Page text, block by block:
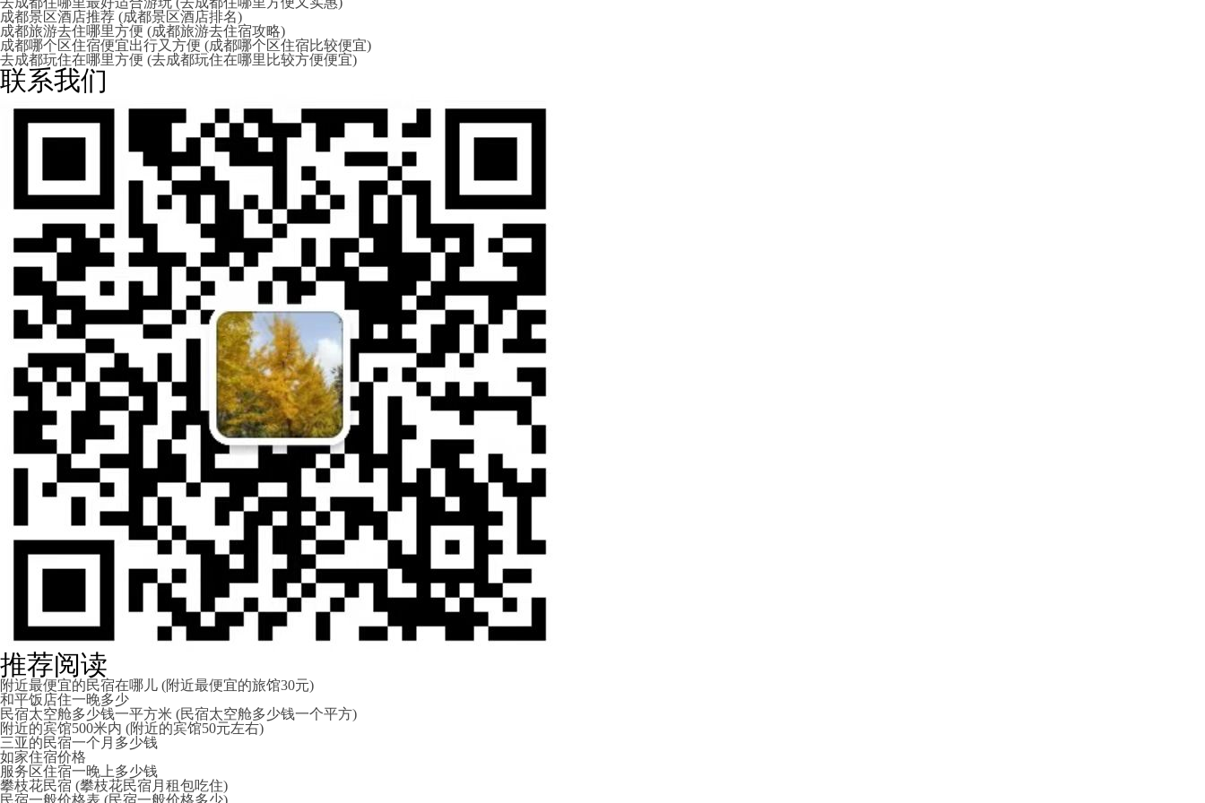
成都景区酒店推荐 (成都景区酒店排名)
成都旅游去住哪里方便 (成都旅游去住宿攻略)
成都哪个区住宿便宜出行又方便 (成都哪个区住宿比较便宜)
去成都玩住在哪里方便 (去成都玩住在哪里比较方便便宜)
联系我们
推荐阅读
附近最便宜的民宿在哪儿 (附近最便宜的旅馆30元)
和平饭店住一晚多少
民宿太空舱多少钱一平方米 (民宿太空舱多少钱一个平方)
附近的宾馆500米内 (附近的宾馆50元左右)
三亚的民宿一个月多少钱
如家住宿价格
服务区住宿一晚上多少钱
攀枝花民宿 (攀枝花民宿月租包吃住)